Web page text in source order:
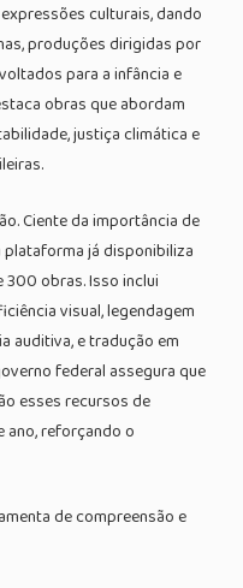
culturais, dando
produções dirigidas por
para a infância e
obras que abordam
justiça climática e
Ciente da importância de
já disponibiliza
obras. Isso inclui
visual, legendagem
auditiva, e tradução em
federal assegura que
esses recursos de
ano, reforçando o
de compreensão e